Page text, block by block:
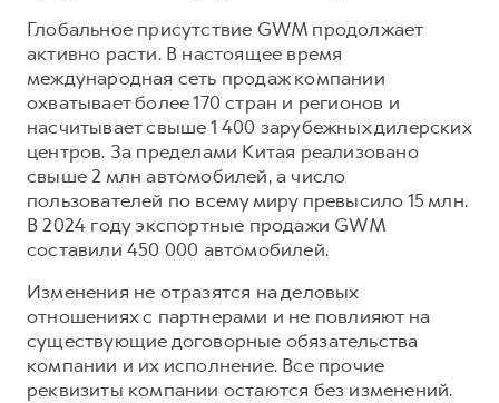
Глобальное присутствие GWM продолжает
активно расти. В настоящее время
международная сеть продаж компании
охватывает более 170 стран и регионов и
насчитывает свыше 1 400 зарубежных дилерских
центров. За пределами Китая реализовано
свыше 2 млн автомобилей, а число
пользователей по всему миру превысило 15 млн.
В 2024 году экспортные продажи GWM
составили 450 000 автомобилей.
Изменения не отразятся на деловых
отношениях с партнерами и не повлияют на
существующие договорные обязательства
компании и их исполнение. Все прочие
реквизиты компании остаются без изменений.